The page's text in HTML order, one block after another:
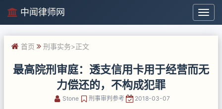
中
闻
律
中闻律师网
首页 刑事实务>正文
最高院刑审庭：透支信用卡用于经营而无
力偿还的，不构成犯罪
Stone 刑事审判参考 2018-03-07